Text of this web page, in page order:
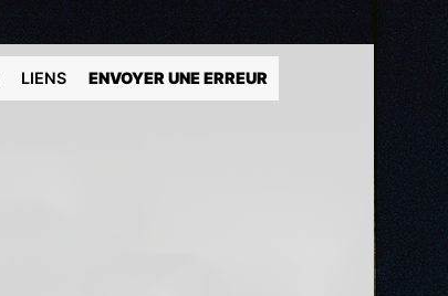
LIENS ENVOYER UNE ERREUR